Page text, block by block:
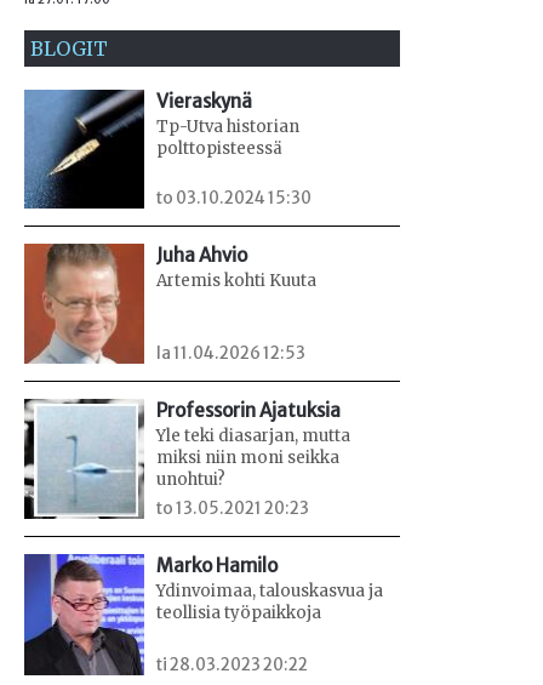
BLOGIT
Vieraskynä
Tp-Utva historian
polttopisteessä
to 03.10.2024 15:30
Juha Ahvio
Artemis kohti Kuuta
la 11.04.2026 12:53
Professorin Ajatuksia
Yle teki diasarjan, mutta
miksi niin moni seikka
unohtui?
to 13.05.2021 20:23
Marko Hamilo
Ydinvoimaa, talouskasvua ja
teollisia työpaikkoja
ti 28.03.2023 20:22